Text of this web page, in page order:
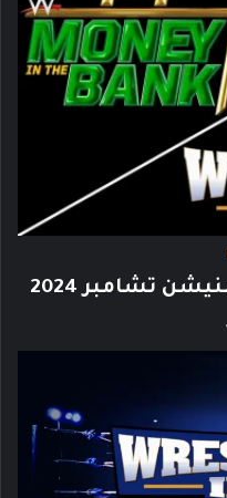
التحديث الأخير لعرض اليمنيشن تشامبر 2024